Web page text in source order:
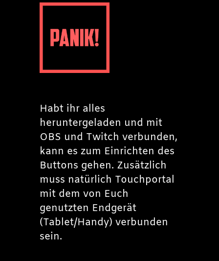
Habt ihr alles
heruntergeladen und mit
OBS und Twitch verbunden,
kann es zum Einrichten des
Buttons gehen. Zusätzlich
muss natürlich Touchportal
mit dem von Euch
genutzten Endgerät
(Tablet/Handy) verbunden
sein.